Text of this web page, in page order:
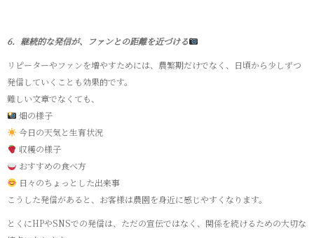
6．継続的な発信が、ファンとの距離を近づける
リピーターやファンを増やすためには、農繁期だけでなく、日頃から少しずつ
発信していくことも効果的です。
難しい文章でなくても、
畑の様子
今日の天気と生育状況
収穫の様子
おすすめの食べ方
日々のちょっとした出来事
こうした発信があると、お客様は農園を身近に感じやすくなります。
とくにHPやSNSでの発信は、ただの宣伝ではなく、関係を続けるための大切な